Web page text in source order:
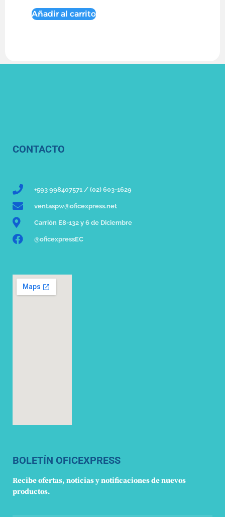
Añadir al carrito
CONTACTO
+593 998407571 / (02) 603-1629
ventaspw@oficexpress.net
Carrión E8-132 y 6 de Diciembre
@oficexpressEC
BOLETÍN OFICEXPRESS
Recibe ofertas, noticias y notificaciones de nuevos
productos.